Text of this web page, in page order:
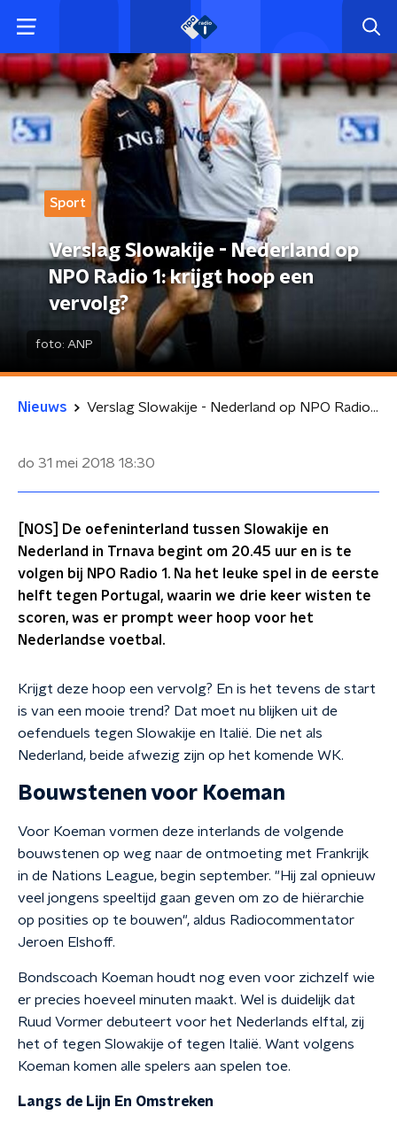
Sport
Verslag Slowakije - Nederland op
NPO Radio 1: krijgt hoop een
vervolg?
foto: ANP
Nieuws Verslag Slowakije - Nederland op NPO Radio 1: krijgt hoop een vervolg?
do 31 mei 2018 18:30
[NOS] De oefeninterland tussen Slowakije en
Nederland in Trnava begint om 20.45 uur en is te
volgen bij NPO Radio 1. Na het leuke spel in de eerste
helft tegen Portugal, waarin we drie keer wisten te
scoren, was er prompt weer hoop voor het
Nederlandse voetbal.
Krijgt deze hoop een vervolg? En is het tevens de start
is van een mooie trend? Dat moet nu blijken uit de
oefenduels tegen Slowakije en Italië. Die net als
Nederland, beide afwezig zijn op het komende WK.
Bouwstenen voor Koeman
Voor Koeman vormen deze interlands de volgende
bouwstenen op weg naar de ontmoeting met Frankrijk
in de Nations League, begin september. "Hij zal opnieuw
veel jongens speeltijd gaan geven om zo de hiërarchie
op posities op te bouwen", aldus Radiocommentator
Jeroen Elshoff.
Bondscoach Koeman houdt nog even voor zichzelf wie
er precies hoeveel minuten maakt. Wel is duidelijk dat
Ruud Vormer debuteert voor het Nederlands elftal, zij
het of tegen Slowakije of tegen Italië. Want volgens
Koeman komen alle spelers aan spelen toe.
Langs de Lijn En Omstreken